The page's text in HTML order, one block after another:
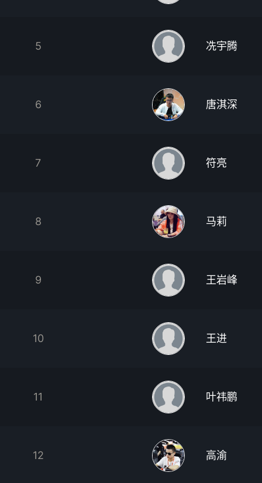
5 冼宇腾
6 唐淇深
7 符亮
8 马莉
9 王岩峰
10 王进
11 叶祎鹏
12 高渝